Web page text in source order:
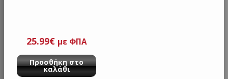
25.99€ με ΦΠΑ
Προσθήκη στο
καλάθι